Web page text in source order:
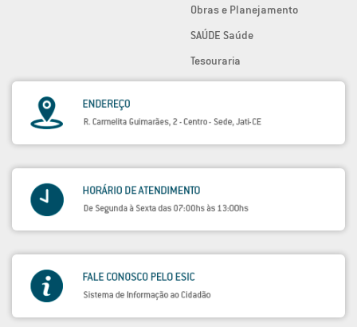
Obras e Planejamento
SAÚDE Saúde
Tesouraria